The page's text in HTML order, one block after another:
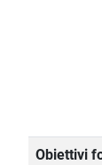
Obiettivi